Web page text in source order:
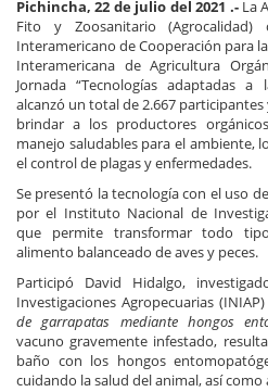
Pichincha, 22 de julio del 2021 .- La
Fito y Zoosanitario
Interamericano de Cooperación para
Interamericana de Agricultura
Jornada “Tecnologías adaptadas a
alcanzó un total de 2.667
brindar a los productores
manejo saludables para el ambiente,
el control de plagas y enfermedades.
Se presentó la tecnología con el uso
por el Instituto Nacional de
que permite transformar todo
alimento balanceado de aves y peces.
Participó David Hidalgo,
Investigaciones Agropecuarias
de garrapatas mediante hongos
vacuno gravemente infestado,
baño con los hongos
cuidando la salud del animal, así